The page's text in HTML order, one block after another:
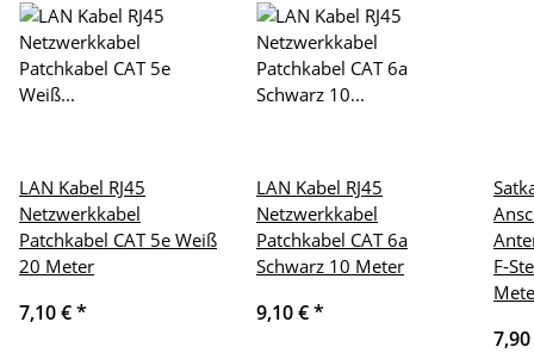
LAN Kabel RJ45
Netzwerkkabel
Patchkabel CAT 5e Weiß
20 Meter
7,10 €*
LAN Kabel RJ45
Netzwerkkabel
Patchkabel CAT 6a
Schwarz 10 Meter
9,10 €*
F-